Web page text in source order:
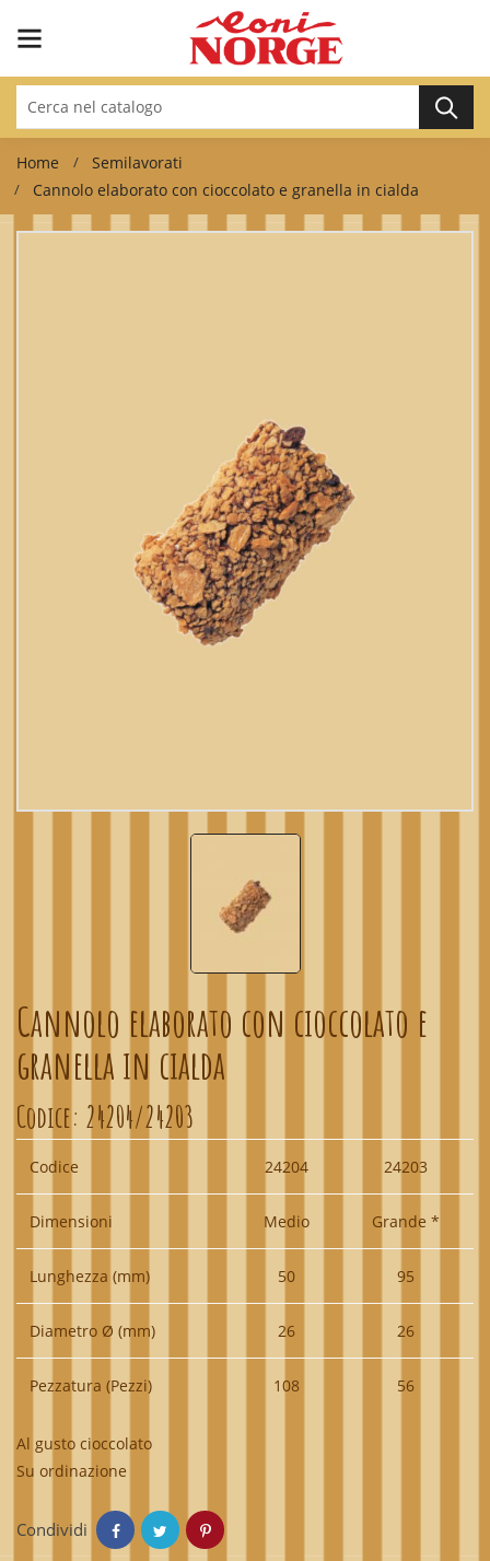
Home
Semilavorati
Cannolo elaborato con cioccolato e granella in cialda
Cannolo elaborato con cioccolato e
granella in cialda
Codice: 24204/24203
Codice 24204 24203
Dimensioni Medio Grande *
Lunghezza (mm) 50 95
Diametro Ø (mm) 26 26
Pezzatura (Pezzi) 108 56
Al gusto cioccolato
Su ordinazione
Condividi